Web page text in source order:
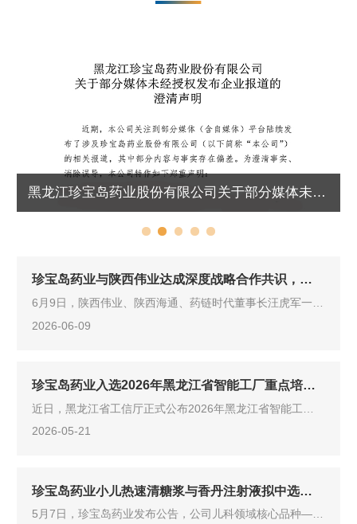
黑龙江珍宝岛药业股份有限公司关于部分媒体未经授权发布企业报道的澄清声明
珍宝岛药业与陕西伟业达成深度战略合作共识，共拓医药市场新格局
2026-06-09
珍宝岛药业入选2026年黑龙江省智能工厂重点培育库
2026-05-21
珍宝岛药业小儿热速清糖浆与香丹注射液拟中选全国中成药集采
5月7日，珍宝岛药业发布公告，公司儿科领域核心品种——小儿热速清糖浆拟中选第四批全国中成药采购联盟集中带量采购项目；全资子公司黑龙江羽迪药业有限责任公司的香丹注射液拟中选全国中成药采购联盟集中带量采购项目（第二批接续）。两大品种同步发力，形成“儿科+心脑血管”双赛道中选格局。这是珍宝岛药业继此前数十个品规产品中选国家集采后，在相关核心治疗领域取得的又一重要成果，为产品未来规模放量锚定了清晰支点。